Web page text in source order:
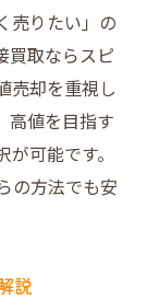
売りたい」の
買取ならスピ
売却を重視し
高値を目指す
可能です。
の方法でも安
説